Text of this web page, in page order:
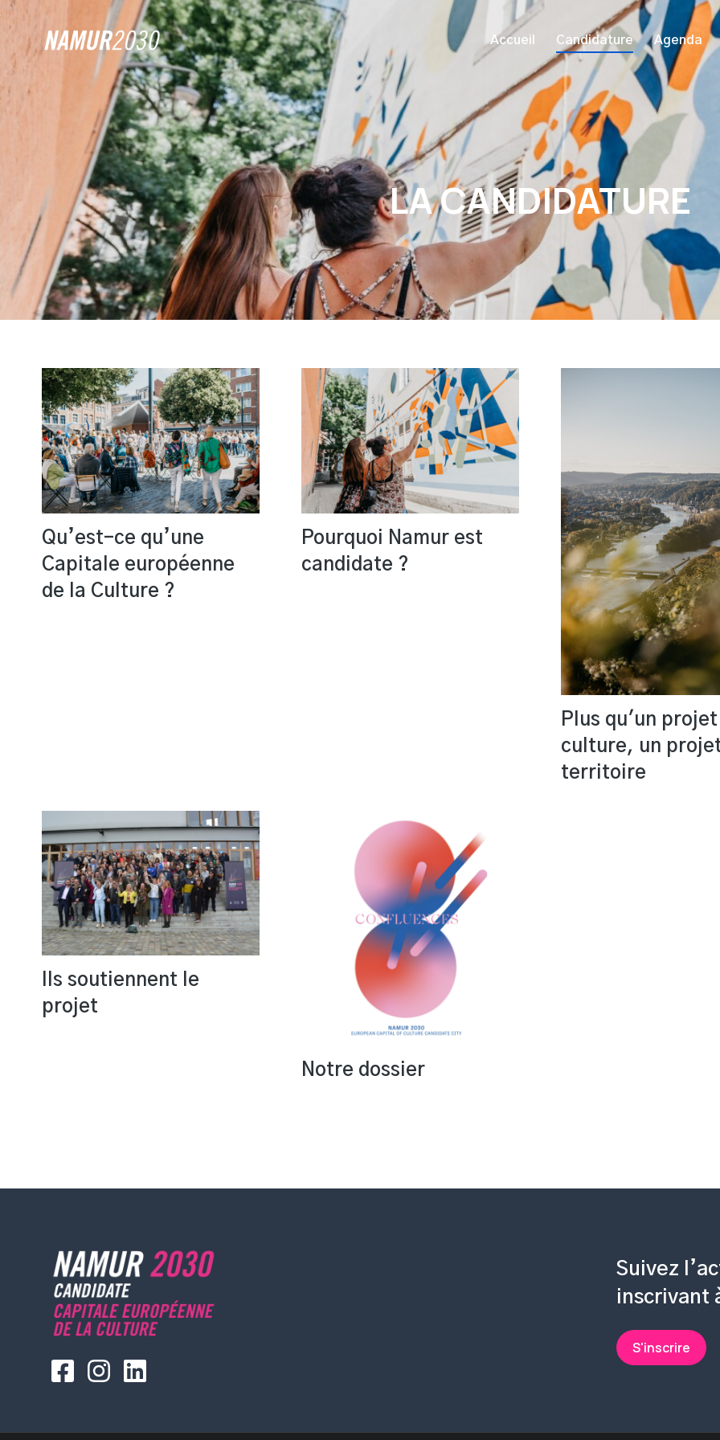
Accueil Candidature Agenda
LA CANDIDATURE
Qu’est-ce qu’une
Capitale européenne
de la Culture ?
Pourquoi Namur est
candidate ?
Plus qu'un
culture, un
territoire
Ils soutiennent le
projet
Notre dossier
Suivez
inscrivant
S'inscrire